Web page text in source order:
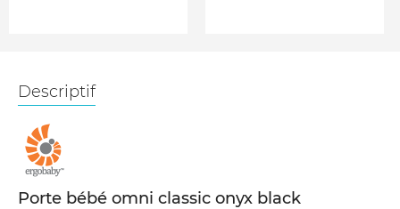
Descriptif
Porte bébé omni classic onyx black